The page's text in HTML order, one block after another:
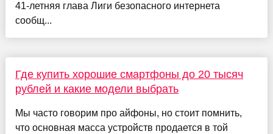
41-летняя глава Лиги безопасного интернета
сообщ...
Где купить хорошие смартфоны до 20 тысяч
рублей и какие модели выбрать
Мы часто говорим про айфоны, но стоит помнить,
что основная масса устройств продается в той